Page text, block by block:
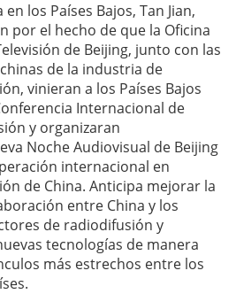
los Países Bajos, Tan Jian,
por el hecho de que la Oficina
de Beijing, junto con las
de la industria de
vinieran a los Países Bajos
Internacional de
y organizaran
Noche Audiovisual de Beijing
internacional en
de China. Anticipa mejorar la
entre China y los
de radiodifusión y
tecnologías de manera
más estrechos entre los